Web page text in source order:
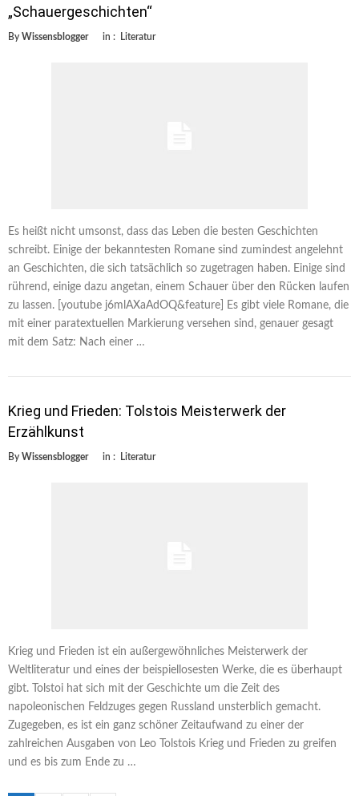
„Schauergeschichten“
By Wissensblogger in : Literatur
Es heißt nicht umsonst, dass das Leben die besten Geschichten
schreibt. Einige der bekanntesten Romane sind zumindest angelehnt
an Geschichten, die sich tatsächlich so zugetragen haben. Einige sind
rührend, einige dazu angetan, einem Schauer über den Rücken laufen
zu lassen. [youtube j6mlAXaAdOQ&feature] Es gibt viele Romane, die
mit einer paratextuellen Markierung versehen sind, genauer gesagt
mit dem Satz: Nach einer …
Krieg und Frieden: Tolstois Meisterwerk der
Erzählkunst
By Wissensblogger in : Literatur
Krieg und Frieden ist ein außergewöhnliches Meisterwerk der
Weltliteratur und eines der beispiellosesten Werke, die es überhaupt
gibt. Tolstoi hat sich mit der Geschichte um die Zeit des
napoleonischen Feldzuges gegen Russland unsterblich gemacht.
Zugegeben, es ist ein ganz schöner Zeitaufwand zu einer der
zahlreichen Ausgaben von Leo Tolstois Krieg und Frieden zu greifen
und es bis zum Ende zu …